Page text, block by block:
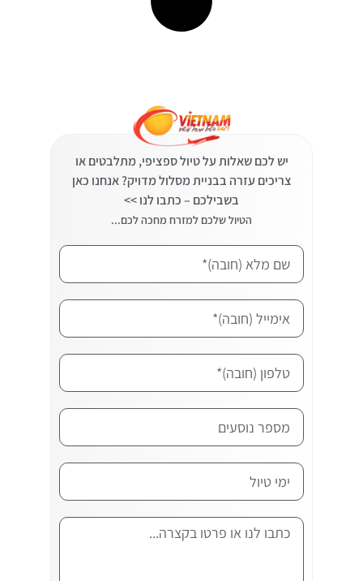
יש לכם שאלות על טיול ספציפי, מתלבטים או
צריכים עזרה בבניית מסלול מדויק? אנחנו כאן
בשבילכם – כתבו לנו >>
הטיול שלכם למזרח מחכה לכם...